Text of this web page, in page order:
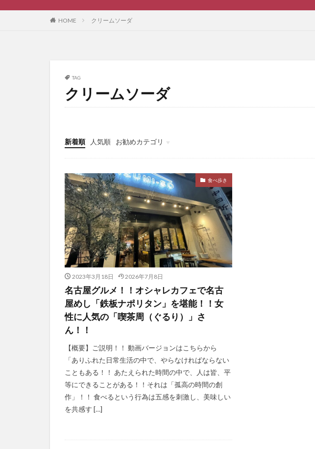
HOME クリームソーダ
TAG
クリームソーダ
新着順 人気順
お勧めカテゴリ
ブログ作成
食べ歩き
2023年3月18日 2026年7月8日
名古屋グルメ！！オシャレカフェで名古
屋めし「鉄板ナポリタン」を堪能！！女
性に人気の「喫茶周（ぐるり）」さ
ん！！
【概要】ご説明！！ 動画バージョンはこちらから
「ありふれた日常生活の中で、やらなければならない
こともある！！ あたえられた時間の中で、人は皆、平
等にできることがある！！それは「孤高の時間の創
作」！！ 食べるという行為は五感を刺激し、美味しい
を共感す […]